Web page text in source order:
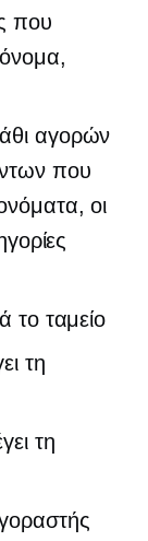
που
αγορών
που
οι
το ταμείο
τη
τη